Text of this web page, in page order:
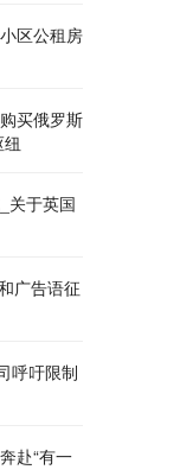
区公租房
买俄罗斯
关于英国
广告语征
呼吁限制
赴“有一